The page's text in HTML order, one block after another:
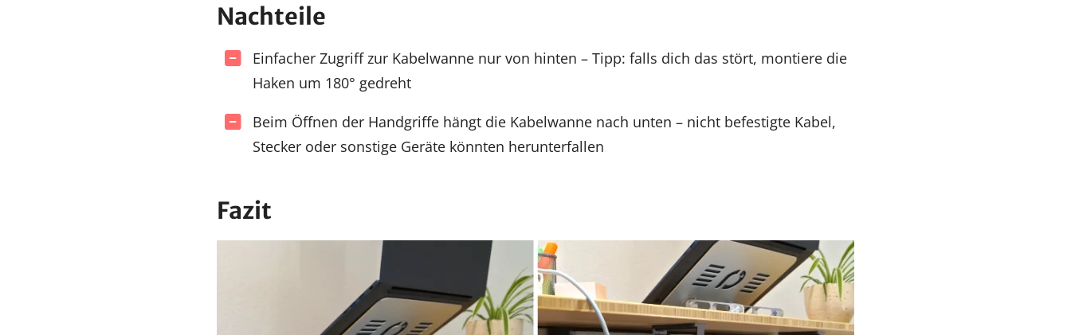
Nachteile
Einfacher Zugriff zur Kabelwanne nur von hinten – Tipp: falls dich das stört, montiere die
Haken um 180° gedreht
Beim Öffnen der Handgriffe hängt die Kabelwanne nach unten – nicht befestigte Kabel,
Stecker oder sonstige Geräte könnten herunterfallen
Fazit